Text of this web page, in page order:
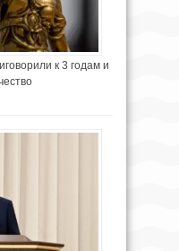
к 3 годам и